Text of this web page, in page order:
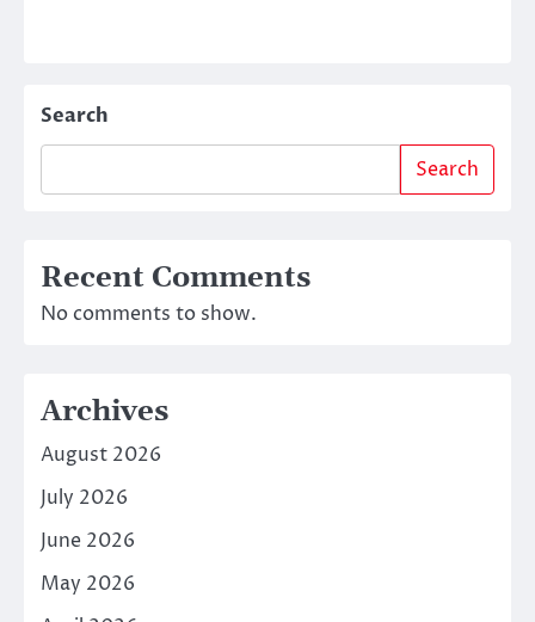
Search
Search
Recent Comments
No comments to show.
Archives
August 2026
July 2026
June 2026
May 2026